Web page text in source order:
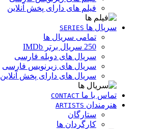
فیلم های دارای پخش آنلاین
سریال ها SERIES
تمامی سریال ها
250 سریال برتر IMDb
سریال های دوبله فارسی
سریال های زیرنویس فارسی
سریال های دارای پخش آنلاین
تماس با ما CONTACT
هنرمندان ARTISTS
ستارگان
کارگردان ها